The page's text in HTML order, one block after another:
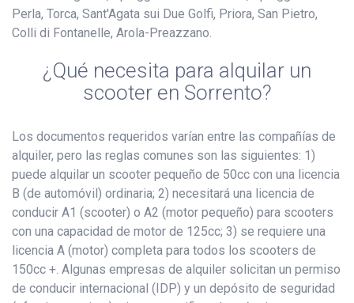
Perla, Torca, Sant'Agata sui Due Golfi, Priora, San Pietro,
Colli di Fontanelle, Arola-Preazzano.
¿Qué necesita para alquilar un
scooter en Sorrento?
Los documentos requeridos varían entre las compañías de
alquiler, pero las reglas comunes son las siguientes: 1)
puede alquilar un scooter pequeño de 50cc con una licencia
B (de automóvil) ordinaria; 2) necesitará una licencia de
conducir A1 (scooter) o A2 (motor pequeño) para scooters
con una capacidad de motor de 125cc; 3) se requiere una
licencia A (motor) completa para todos los scooters de
150cc +. Algunas empresas de alquiler solicitan un permiso
de conducir internacional (IDP) y un depósito de seguridad